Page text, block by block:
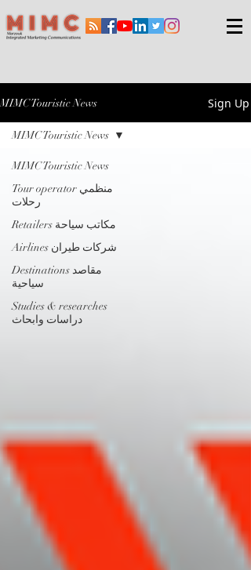
MIMC Touristic News Sign Up
MIMC Touristic News
Tour operator منظمي
رحلات
Retailers مكاتب سياحة
Airlines شركات طيران
Destinations مقاصد
سياحية
Studies & researches
دراسات وابحاث
MIMC Touristic News